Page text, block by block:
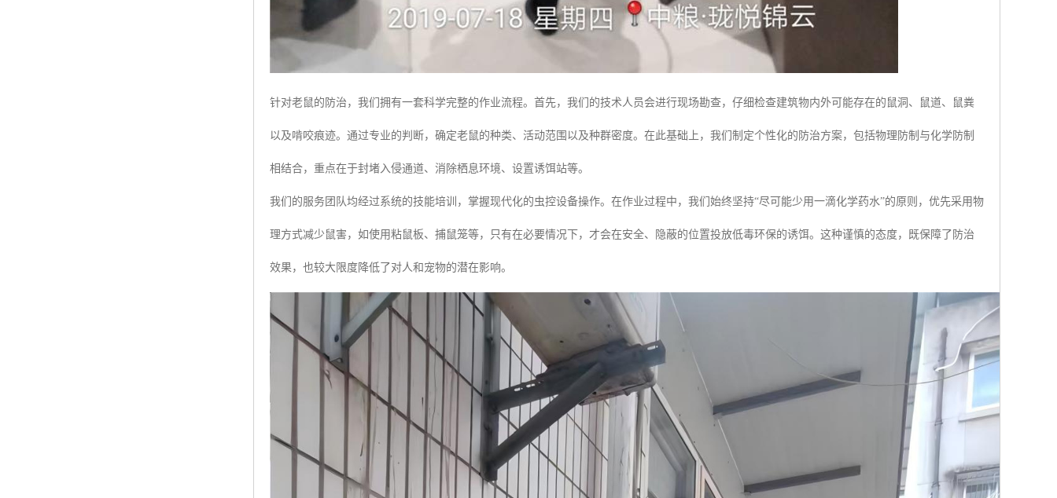
针对老鼠的防治，我们拥有一套科学完整的作业流程。首先，我们的技术人员会进行现场勘查，仔细检查建筑物内外可能存在的鼠洞、鼠道、鼠粪
以及啃咬痕迹。通过专业的判断，确定老鼠的种类、活动范围以及种群密度。在此基础上，我们制定个性化的防治方案，包括物理防制与化学防制
相结合，重点在于封堵入侵通道、消除栖息环境、设置诱饵站等。
我们的服务团队均经过系统的技能培训，掌握现代化的虫控设备操作。在作业过程中，我们始终坚持“尽可能少用一滴化学药水”的原则，优先采用物
理方式减少鼠害，如使用粘鼠板、捕鼠笼等，只有在必要情况下，才会在安全、隐蔽的位置投放低毒环保的诱饵。这种谨慎的态度，既保障了防治
效果，也较大限度降低了对人和宠物的潜在影响。